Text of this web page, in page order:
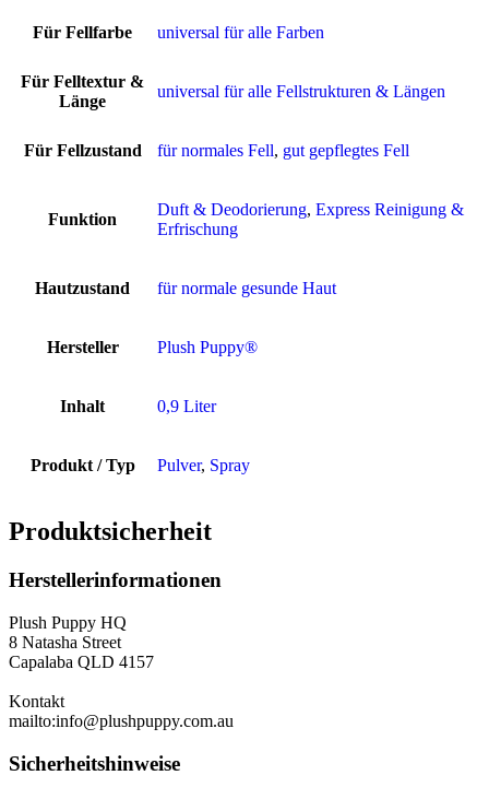
Für Fellfarbe universal für alle Farben
Für Felltextur &
Länge
universal für alle Fellstrukturen & Längen
Für Fellzustand für normales Fell, gut gepflegtes Fell
Funktion
Duft & Deodorierung, Express Reinigung &
Erfrischung
Hautzustand für normale gesunde Haut
Hersteller Plush Puppy®
Inhalt 0,9 Liter
Produkt / Typ Pulver, Spray
Produktsicherheit
Herstellerinformationen
Plush Puppy HQ
8 Natasha Street
Capalaba QLD 4157
Kontakt
mailto:info@plushpuppy.com.au
Sicherheitshinweise